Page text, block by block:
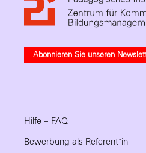
Abonnieren Sie unseren
Hilfe – FAQ
Bewerbung als Referent*in